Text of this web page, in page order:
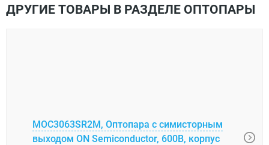
ДРУГИЕ ТОВАРЫ В РАЗДЕЛЕ ОПТОПАРЫ
MOC3063SR2M, Оптопара с симисторным
выходом ON Semiconductor, 600В, корпус